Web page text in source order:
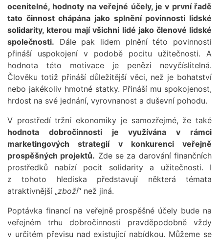
ocenitelné, hodnoty na veřejné účely, je v první řadě
tato činnost chápána jako splnění povinnosti lidské
solidarity, kterou mají všichni lidé jako členové lidské
společnosti. Dále pak lidem plnění této povinnosti
přináší uspokojení v podobě pocitu užitečnosti. A
hodnota této motivace je penězi nevyčíslitelná.
Člověku totiž přináší důležitější věci, než je bohatství
nebo jakékoliv hmotné statky. Přináší mu spokojenost,
hrdost na své jednání, vyrovnanost a duševní pohodu.
V prostředí tržní ekonomiky je samozřejmé, že také
hodnota dobročinnosti je využívána v rámci
marketingových strategií v konkurenci veřejně
prospěšných projektů. Zde se za darování finančních
prostředků nabízí pocit solidarity a užitečnosti. I
z tohoto hlediska představují některá témata
atraktivnější „zboží“ než jiná.
Poptávka financí na veřejně prospěšné účely bude na
veřejném trhu dobročinnosti pravděpodobně vždy
v určitém převisu nad existující nabídkou. Můžeme se